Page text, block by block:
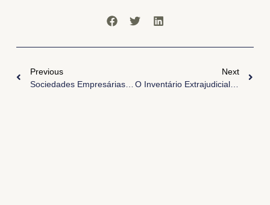
Previous
Sociedades Empresárias E A Delicada Questão Da Exclusão De Sócios
Next
O Inventário Extrajudicial: Um Guia Completo Para Regularizar A Herança